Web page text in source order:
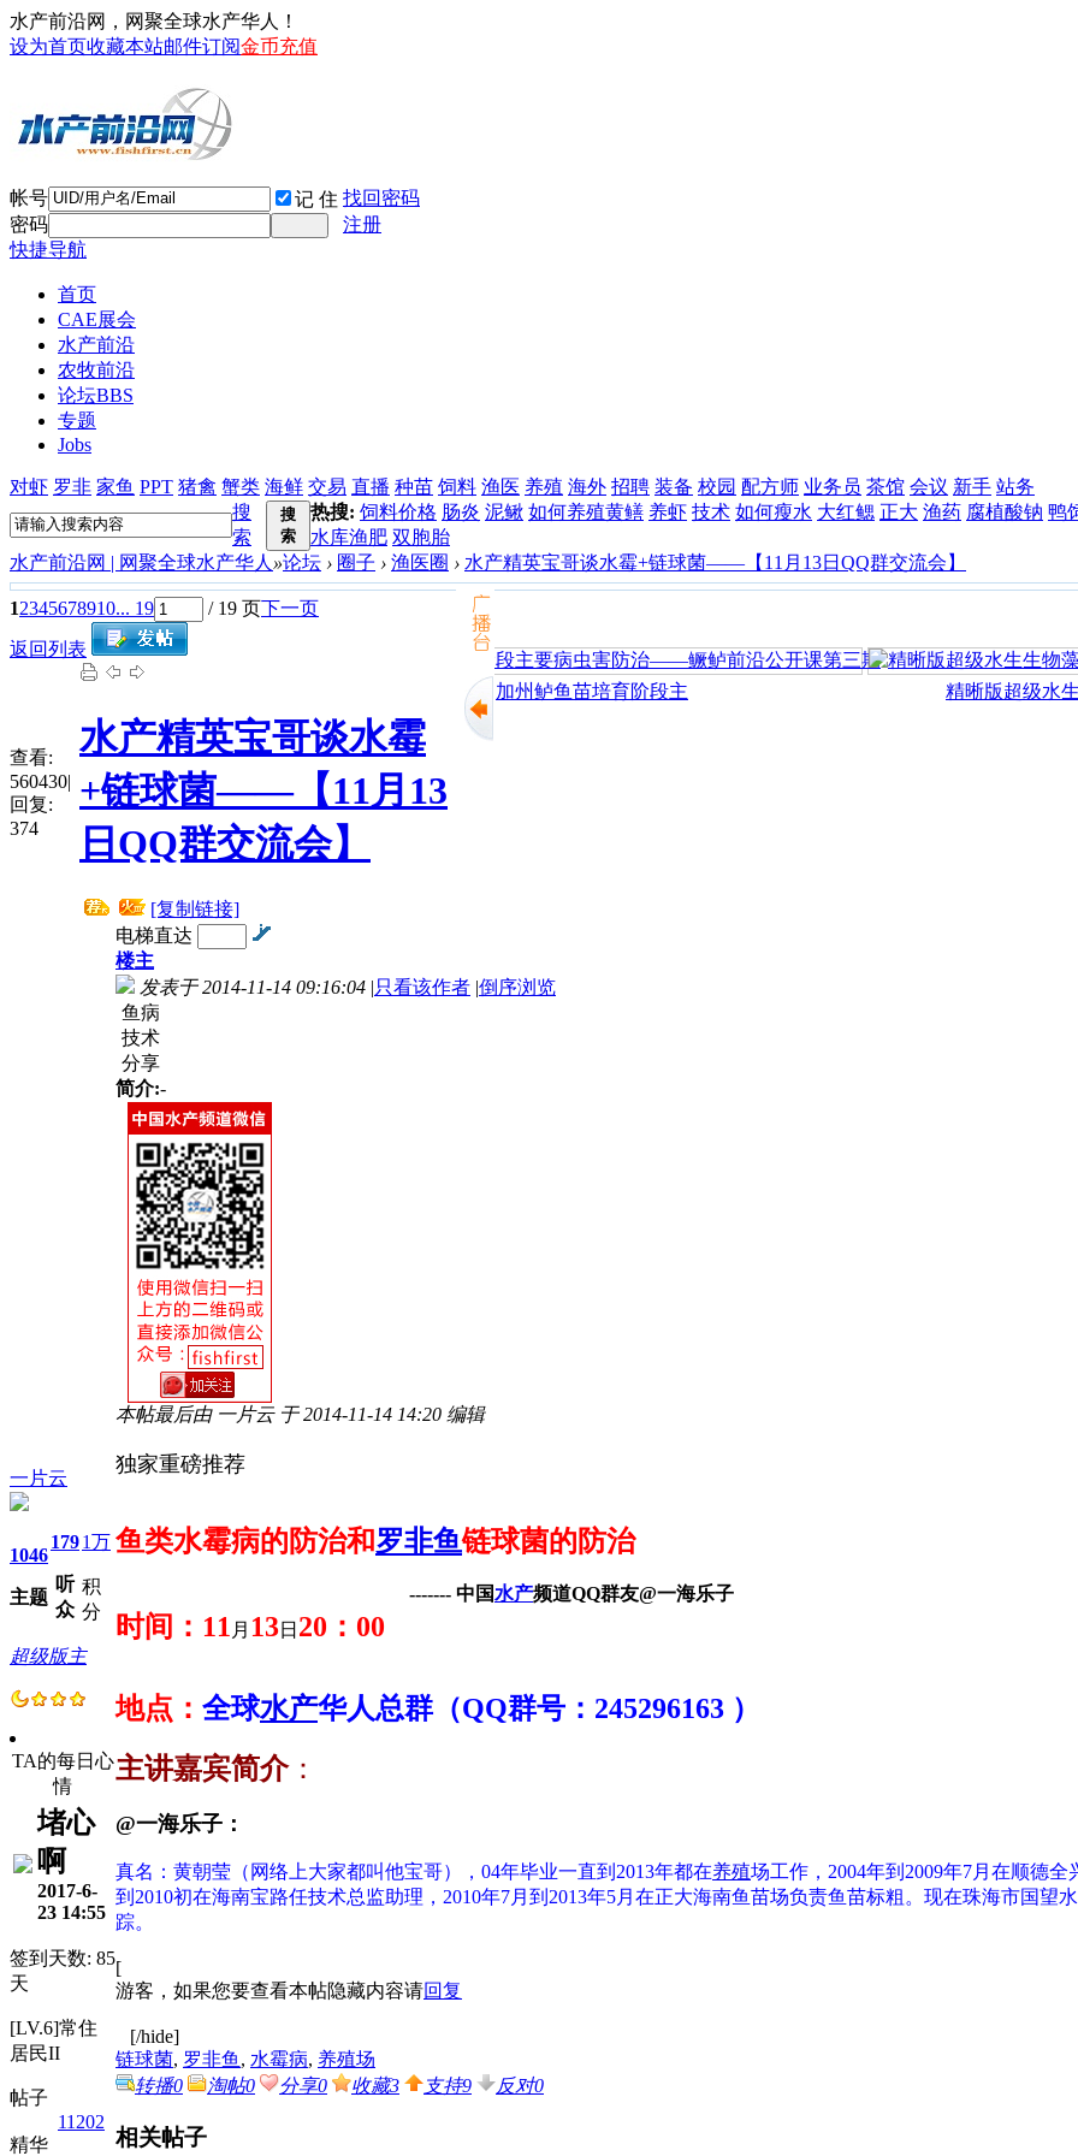
水产前沿网，网聚全球水产华人！
设为首页收藏本站邮件订阅金币充值
帐号 记 住 找回密码
密码
注册
快捷导航
首页
CAE展会
水产前沿
农牧前沿
论坛BBS
专题
Jobs
对虾 罗非 家鱼 PPT 猪禽 蟹类 海鲜 交易 直播 种苗 饲料 渔医 养殖 海外 招聘 装备 校园 配方师 业务员 茶馆 会议 新手 站务
搜
索
搜
索
热搜: 饲料价格 肠炎 泥鳅 如何养殖黄鳝 养虾 技术 如何瘦水 大红鳃 正大 渔药 腐植酸钠 鸭
水库渔肥 双胞胎
水产前沿网 | 网聚全球水产华人 »论坛 › 圈子 › 渔医圈 › 水产精英宝哥谈水霉+链球菌——【11月13日QQ群交流会】
加州鲈鱼苗培育阶段主 精晰版超级水生
12345678910... 19 / 19 页下一页
返回列表
查看:
560430|
回复:
374
水产精英宝哥谈水霉
+链球菌——【11月13
日QQ群交流会】
[复制链接]
一片云
1046
主题
179
听
众
1万
积
分
超级版主
TA的每日心
情
堵心
啊
2017-6-
23 14:55
签到天数: 85
天
[LV.6]常住
居民II
帖子
11202
精华
电梯直达
楼主
发表于 2014-11-14 09:16:04 |只看该作者 |倒序浏览
鱼病
技术
分享
简介:-
本帖最后由 一片云 于 2014-11-14 14:20 编辑
独家重磅推荐
鱼类水霉病的防治和罗非鱼链球菌的防治
------- 中国水产频道QQ群友@一海乐子
时间： 11 月 13日 20：00
地点： 全球水产华人总群（QQ群号：245296163 ）
主讲嘉宾简介：
@一海乐子：
真名： 黄朝莹 （网络上大家都叫他宝哥）， 04年毕业一直到 2013年都在养殖场工作， 2004年到 2009年7月在顺德全
到 2010初在海南宝路任技术总监助理， 2010年7月到 2013年5月在正大海南鱼苗场负责鱼苗标粗。现在珠海市国望
踪。
[
游客，如果您要查看本帖隐藏内容请回复
[/hide]
链球菌, 罗非鱼 , 水霉病, 养殖场
转播0 淘帖0 分享0 收藏3 支持9 反对0
相关帖子